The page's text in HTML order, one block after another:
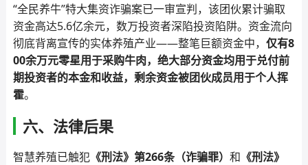
“全民养牛”特大集资诈骗案已一审宣判，该团伙累计骗取
资金高达5.6亿余元，数万投资者深陷投资陷阱。资金流向
彻底背离宣传的实体养殖产业——整笔巨额资金中， 仅有8
00余万元零星用于采购牛肉，绝大部分资金均用于兑付前
期投资者的本金和收益，剩余资金被团伙成员用于个人挥
霍。
六、法律后果
智慧养殖已触犯《刑法》第266条（诈骗罪） 和 《刑法》